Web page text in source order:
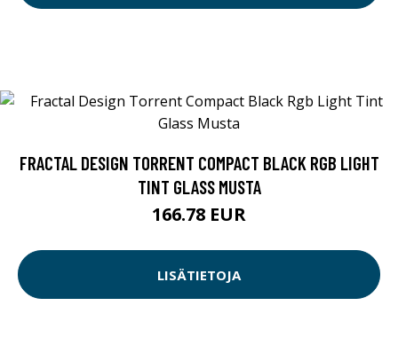
FRACTAL DESIGN TORRENT COMPACT BLACK RGB LIGHT
TINT GLASS MUSTA
166.78 EUR
LISÄTIETOJA